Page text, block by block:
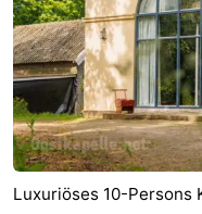
Zoutelande
-
Natur
Walcherse
bos
-
Dishoek
-
Vlissingen
-Luxuriöses 10-Persons